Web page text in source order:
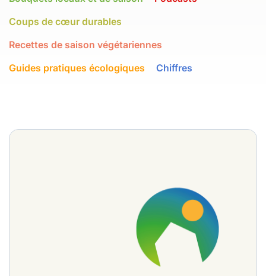
Coups de cœur durables
Recettes de saison végétariennes
Guides pratiques écologiques
Chiffres